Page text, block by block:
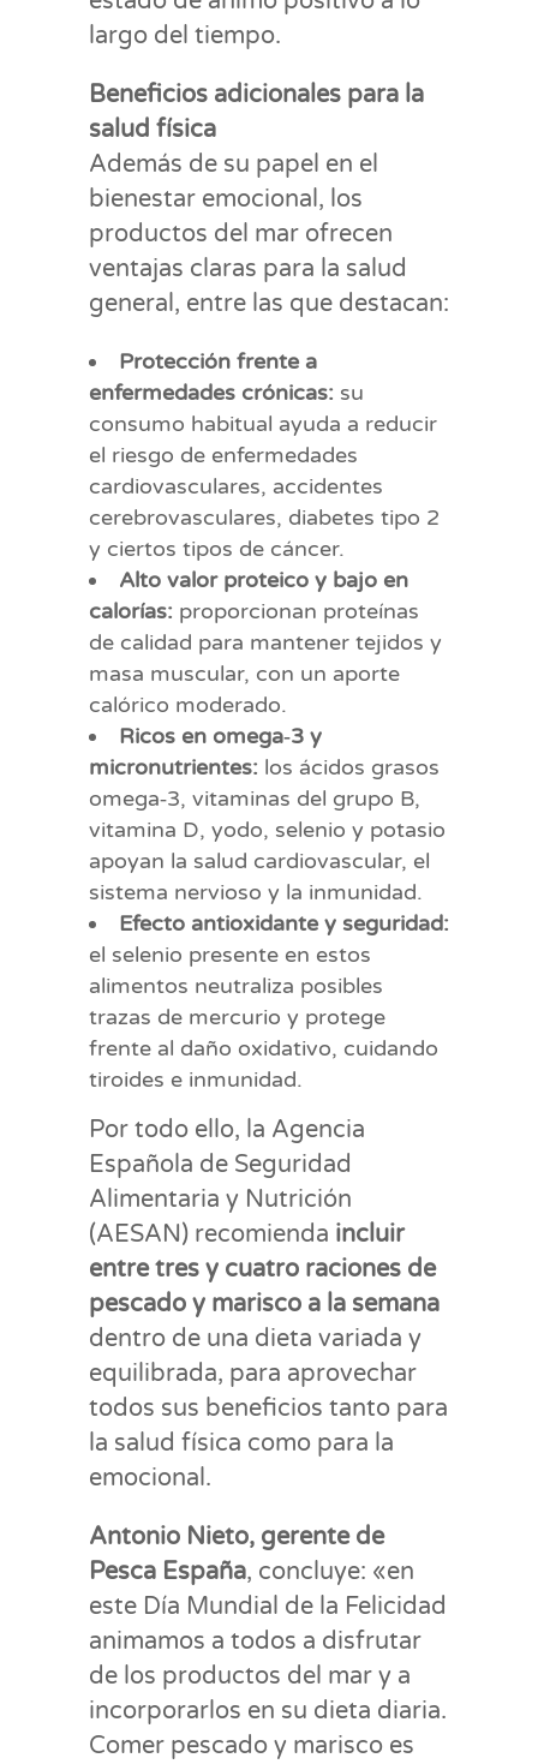
largo del tiempo.
Beneficios adicionales para la
salud física
Además de su papel en el
bienestar emocional, los
productos del mar ofrecen
ventajas claras para la salud
general, entre las que destacan:
Protección frente a
enfermedades crónicas: su
consumo habitual ayuda a reducir
el riesgo de enfermedades
cardiovasculares, accidentes
cerebrovasculares, diabetes tipo 2
y ciertos tipos de cáncer.
Alto valor proteico y bajo en
calorías: proporcionan proteínas
de calidad para mantener tejidos y
masa muscular, con un aporte
calórico moderado.
Ricos en omega‑3 y
micronutrientes: los ácidos grasos
omega‑3, vitaminas del grupo B,
vitamina D, yodo, selenio y potasio
apoyan la salud cardiovascular, el
sistema nervioso y la inmunidad.
Efecto antioxidante y seguridad:
el selenio presente en estos
alimentos neutraliza posibles
trazas de mercurio y protege
frente al daño oxidativo, cuidando
tiroides e inmunidad.
Por todo ello, la Agencia
Española de Seguridad
Alimentaria y Nutrición
(AESAN) recomienda incluir
entre tres y cuatro raciones de
pescado y marisco a la semana
dentro de una dieta variada y
equilibrada, para aprovechar
todos sus beneficios tanto para
la salud física como para la
emocional.
Antonio Nieto, gerente de
Pesca España, concluye: «en
este Día Mundial de la Felicidad
animamos a todos a disfrutar
de los productos del mar y a
incorporarlos en su dieta diaria.
Comer pescado y marisco es